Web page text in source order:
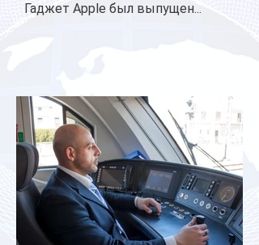
Гаджет Apple был выпущен...